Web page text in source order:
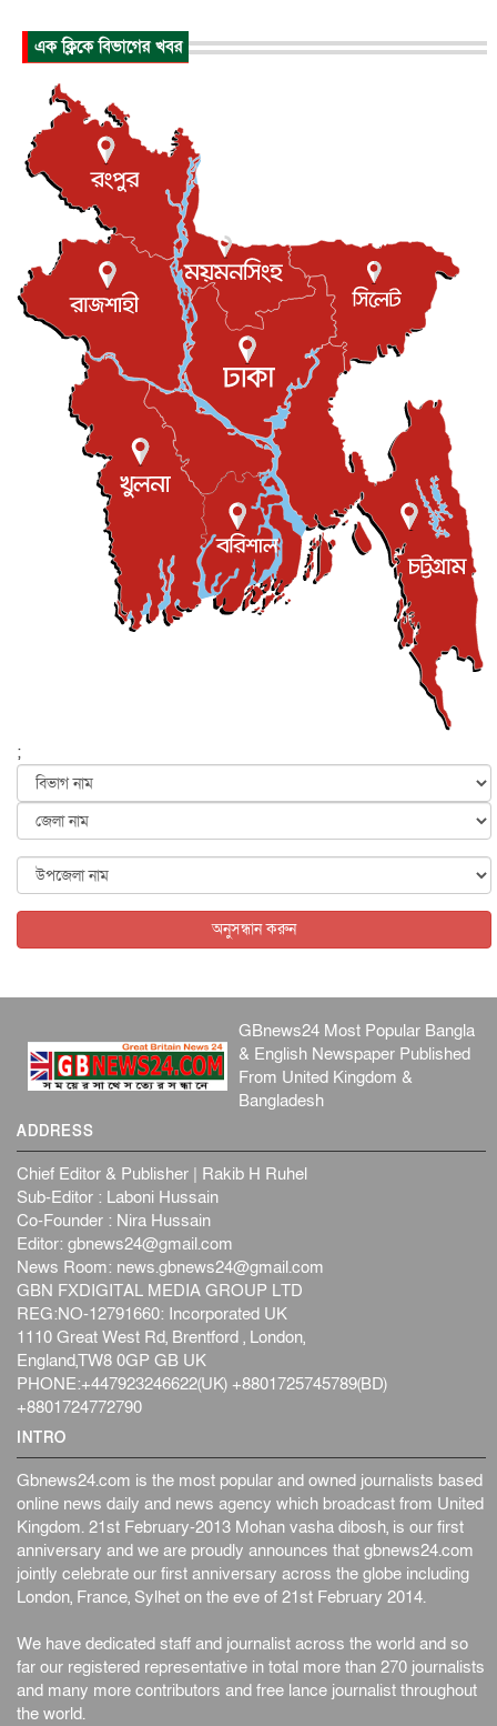
পাকিস্তান-তুরস্কের সঙ্গে প্রতিরক্ষা চুক্তি সৌদি আরবকে কতটা ন...
যুক্তরাজ্যে গ্রুমিং কেলেঙ্কারি : পাকিস্তানির অপরাধে অস্বস্তি...
আন্তর্জাতিক
বিরোধ কাটিয়ে কূটনৈতিক সম্পর্ক পুনঃস্থাপন করছে মেক্সিকো ও
আন্তর্জাতিক
এবার ওটিটিতে মুক্তি পেল ‘মালিক’
বিনোদন ৮ আগস্ট, ২০২৬
রিয়ালকে ‘না’ বলা রদ্রির জন্য বার্সার কাছে কত চাইল ম্যানসিটি
খেলাধুলা
শিল্পকলায় চলচ্চিত্র উৎসব, বিনা মূল্যে দেখা যাবে ৬ সিনেমা
বিনোদন ৮ আগস্ট, ২০২৬
ইস্ট লন্ডন মসজিদের জুমার খুতবা : “কুরআন হোক জীবন দেখার
লেন্স...
ইসলাম ও জীবন ৭ আগস্ট, ২০২৬
সিলেটের কন্যা মোহিনী রশিদ এনওয়াইপিডির উচ্চপদস্থ কর্মকর্তা
দেশজুড়ে ৬ আগস্ট, ২০২৬
আজ থেকে সবার জন্য উন্মুক্ত জুলাই স্মৃতি জাদুঘর
৬ আগস্ট, ২০২৬
৬ আগস্ট, ২০২৬
জুলাইয়ের কৃতিত্ব নেওয়ার জন্য সবাই প্রতিযোগিতায় নেমেছে :
৬ আগস্ট, ২০২৬
৬ আগস্ট, ২০২৬
এক ক্লিকে বিভাগের খবর
;
অনুসন্ধান করুন
GBnews24 Most Popular Bangla
& English Newspaper Published
From United Kingdom &
Bangladesh
ADDRESS
Chief Editor & Publisher | Rakib H Ruhel
Sub-Editor : Laboni Hussain
Co-Founder : Nira Hussain
Editor: gbnews24@gmail.com
News Room: news.gbnews24@gmail.com
GBN FXDIGITAL MEDIA GROUP LTD
REG:NO-12791660: Incorporated UK
1110 Great West Rd, Brentford , London,
England,TW8 0GP GB UK
PHONE:+447923246622(UK) +8801725745789(BD)
+8801724772790
INTRO
Gbnews24.com is the most popular and owned journalists based
online news daily and news agency which broadcast from United
Kingdom. 21st February-2013 Mohan vasha dibosh, is our first
anniversary and we are proudly announces that gbnews24.com
jointly celebrate our first anniversary across the globe including
London, France, Sylhet on the eve of 21st February 2014.
We have dedicated staff and journalist across the world and so
far our registered representative in total more than 270 journalists
and many more contributors and free lance journalist throughout
the world.